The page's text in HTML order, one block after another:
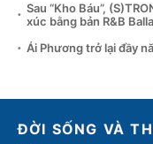
Sau “Kho Báu”,
xúc bằng bản R&B
Ái Phương trở lại đầy
ĐỜI SỐNG VÀ